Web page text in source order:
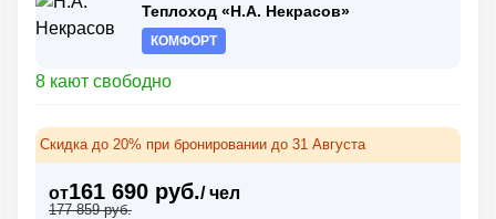
Теплоход «Н.А. Некрасов»
КОМФОРТ
8 кают свободно
Скидка до 20% при бронировании до 31 Августа
от161 690 руб./ чел
177 859 руб.